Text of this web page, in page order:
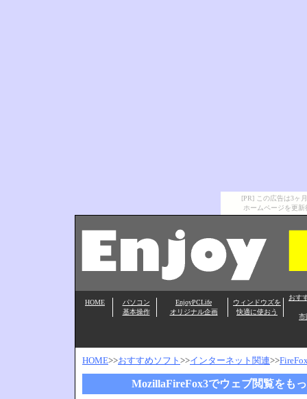
[PR] この広告は3ヶ
ホームページを更
HOME
パソコン
基本操作
EnjoyPCLife
オリジナル企画
ウィンドウズを
快適に使おう
おす
市
HOME>>おすすめソフト >>インターネット関連>>
MozillaFireFox3でウェブ閲覧をも